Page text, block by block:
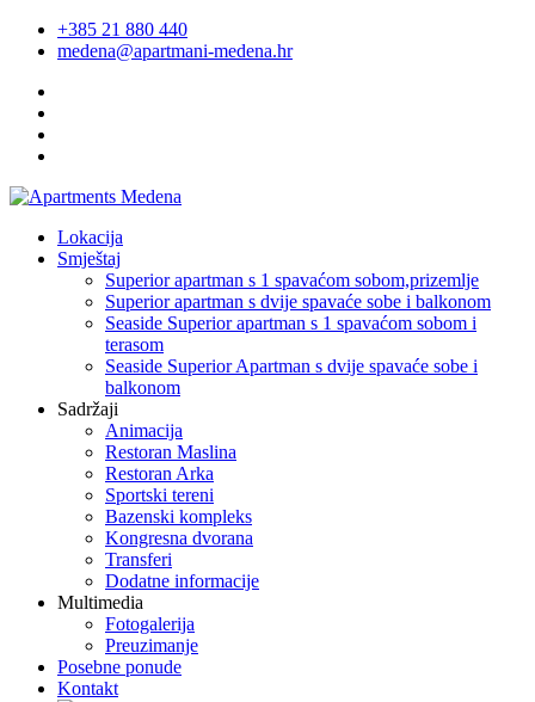
+385 21 880 440
medena@apartmani-medena.hr
Lokacija
Smještaj
Superior apartman s 1 spavaćom sobom,prizemlje
Superior apartman s dvije spavaće sobe i balkonom
Seaside Superior apartman s 1 spavaćom sobom i
terasom
Seaside Superior Apartman s dvije spavaće sobe i
balkonom
Sadržaji
Animacija
Restoran Maslina
Restoran Arka
Sportski tereni
Bazenski kompleks
Kongresna dvorana
Transferi
Dodatne informacije
Multimedia
Fotogalerija
Preuzimanje
Posebne ponude
Kontakt